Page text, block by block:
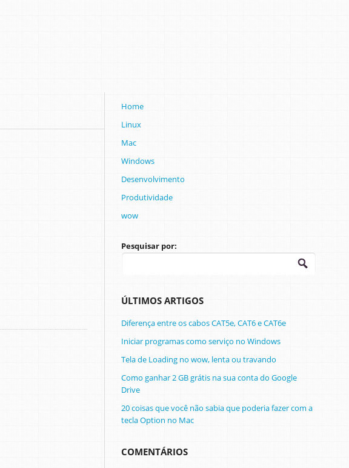
Home
Linux
Mac
Windows
Desenvolvimento
Produtividade
wow
Pesquisar por:
ÚLTIMOS ARTIGOS
Diferença entre os cabos CAT5e, CAT6 e CAT6e
Iniciar programas como serviço no Windows
Tela de Loading no wow, lenta ou travando
Como ganhar 2 GB grátis na sua conta do Google
Drive
20 coisas que você não sabia que poderia fazer com a
tecla Option no Mac
COMENTÁRIOS